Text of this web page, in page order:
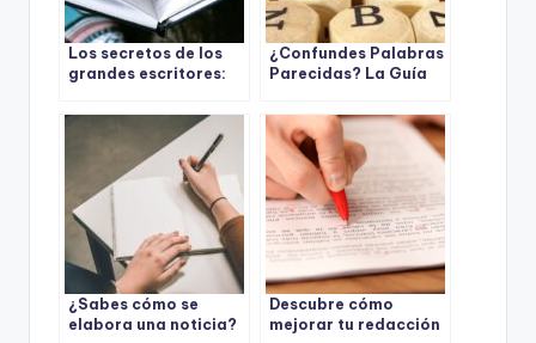
Los secretos de los
grandes escritores:
realmente escribir
con claridad
¿Confundes Palabras
Parecidas? La Guía
Entender los
Parónimos
¿Sabes cómo se
elabora una noticia?
Descubre cómo
mejorar tu redacción